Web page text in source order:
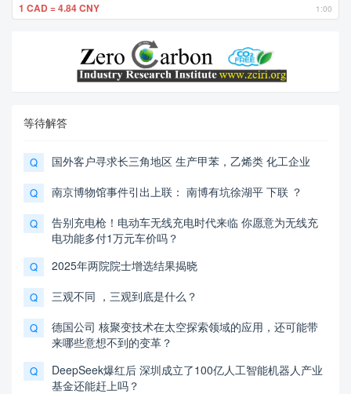
1 CAD = 4.84 CNY 1:00
等待解答
Q 国外客户寻求长三角地区 生产甲苯，乙烯类 化工企业
Q 南京博物馆事件引出上联： 南博有坑徐湖平 下联 ？
Q
告别充电枪！电动车无线充电时代来临 你愿意为无线充
电功能多付1万元车价吗？
Q 2025年两院院士增选结果揭晓
Q 三观不同 ，三观到底是什么？
Q
德国公司 核聚变技术在太空探索领域的应用，还可能带
来哪些意想不到的变革？
Q
DeepSeek爆红后 深圳成立了100亿人工智能机器人产业
基金还能赶上吗？